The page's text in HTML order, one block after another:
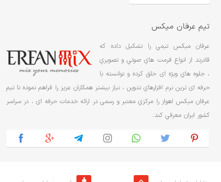
تیم عرفان میکس
عرفان ميکس تيمي را تشکيل داده که
قادرند از انواع فرمت هاي صوتي و تصويري
، جلوه هاي ویژه ای خلق کرده و توانسته با
حرفه ای ترین نرم افزارهاي تدوین ، نياز بيشتر همکاران عزیز را فراهم نموده تا تیم
عرفان ميکس اهواز را مرکزي معتبر و رسمی در ارائه خدمات حرفه ای ، در سراسر
کشور ایران معرفي کند.